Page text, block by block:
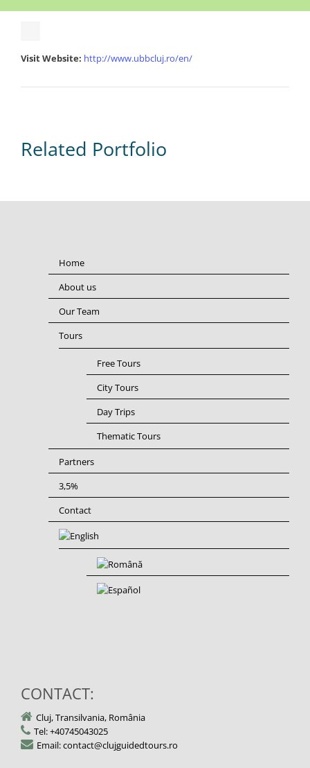
Visit Website: http://www.ubbcluj.ro/en/
Related Portfolio
Home
About us
Our Team
Tours
Free Tours
City Tours
Day Trips
Thematic Tours
Partners
3,5%
Contact
CONTACT:
Cluj, Transilvania, România
Tel: +40745043025
Email: contact@clujguidedtours.ro